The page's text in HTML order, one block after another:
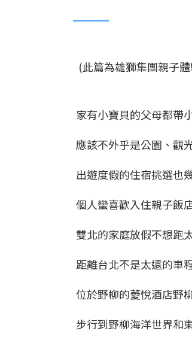
(此篇為雄獅集團親子
家有小寶貝的父母都帶
應該不外乎是公園、觀
出遊度假的住宿挑選也
個人蠻喜歡入住親子飯
雙北的家庭放假不想跑
距離台北不是太遠的車
位於野柳的薆悅酒店野
步行到野柳海洋世界和